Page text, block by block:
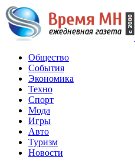
Общество
События
Экономика
Техно
Спорт
Мода
Игры
Авто
Туризм
Новости